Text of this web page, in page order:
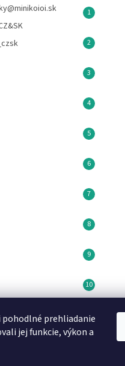
pohodlné prehliadanie
jej funkcie, výkon a
@minikoioi.sk
s.r.o Medela SK